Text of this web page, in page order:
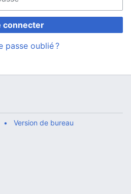
connecter
passe oublié ?
Version de bureau